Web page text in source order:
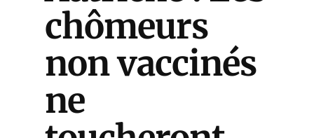
chômeurs
non vaccinés
ne